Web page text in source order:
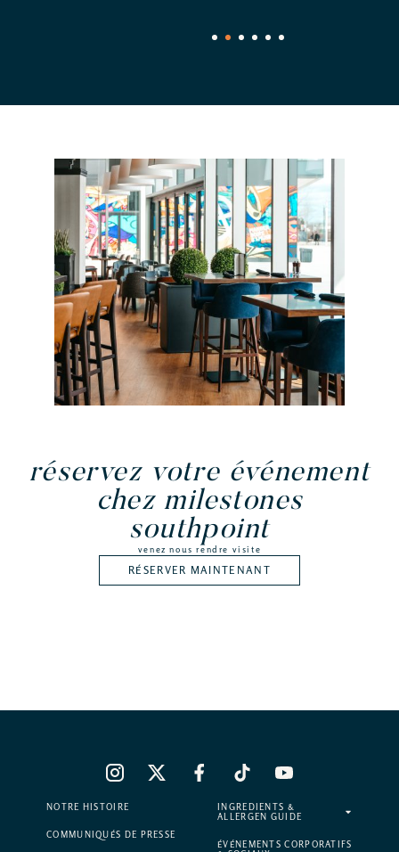
4 5 6
réservez votre événement
chez milestones
southpoint
venez nous rendre visite
RÉSERVER MAINTENANT
NOTRE HISTOIRE
COMMUNIQUÉS DE PRESSE
INGREDIENTS &
ALLERGEN GUIDE
ÉVÉNEMENTS CORPORATIFS